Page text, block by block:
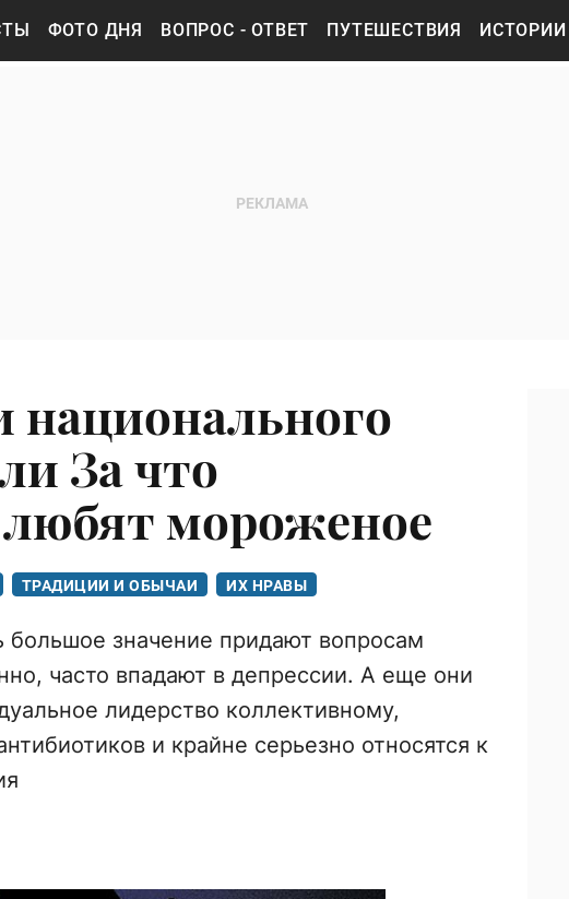
ФОТО ДНЯ ВОПРОС - ОТВЕТ ПУТЕШЕСТВИЯ ИСТОРИИ
национального
За что
мороженое
ТРАДИЦИИ И ОБЫЧАИ ИХ НРАВЫ
значение придают вопросам
часто впадают в депрессии. А еще они
лидерство коллективному,
и крайне серьезно относятся к